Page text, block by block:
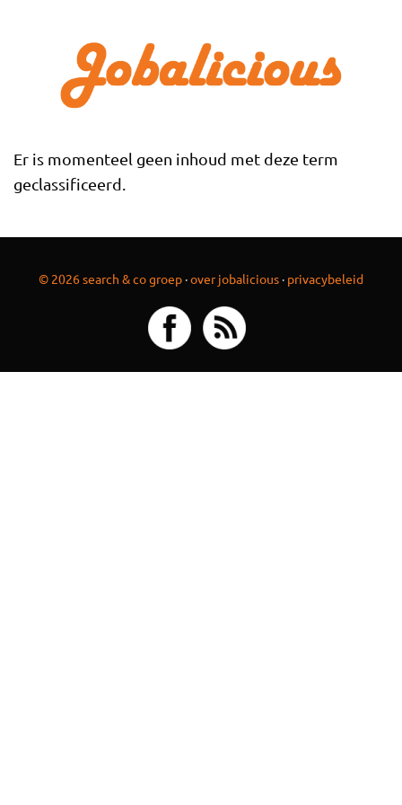
Er is momenteel geen inhoud met deze term
geclassificeerd.
© 2026 search & co groep ·over jobalicious · privacybeleid